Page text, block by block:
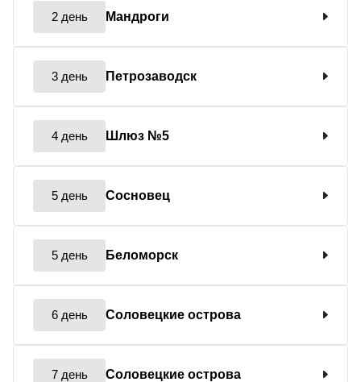
2 день Мандроги
3 день Петрозаводск
4 день Шлюз №5
5 день Сосновец
5 день Беломорск
6 день Соловецкие острова
7 день Соловецкие острова